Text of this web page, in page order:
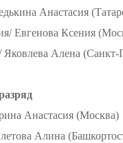
Анастасия
Евгенова Ксения
Яковлева Алена (Санкт-
Анастасия (Москва)
Алина